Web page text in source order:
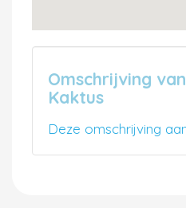
Omschrijving
Kaktus
Deze omschrijving